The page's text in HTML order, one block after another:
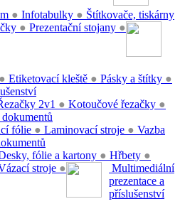
● Infotabulky ●
● Prezentační stojany ●
Štítkovače, tiskárny
● Etiketovací kleště ● Pásky a štítky ●
2v1 ● Kotoučové řezačky ●
fólie ● Laminovací stroje ● Vazba
fólie a kartony ● Hřbety ●
stroje ●
Multimediální
prezentace a
příslušenství